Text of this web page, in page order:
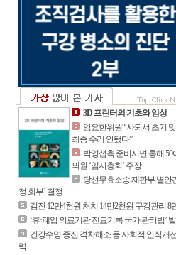
3D 프린터의 기초와 임상
임요한위원“ 사퇴서 초기
최종 수리 안됐다”
박영섭측 준비서면 통해 50
의원 ‘임시총회’ 주장
당선무효소송 재판부 별안
정 회부’ 결정
검진 12만4천원 처치 14만2천원 구강관리 8
‘휴·폐업 의료기관 진료기록 국가 관리법’
건강수명 증진 격차해소 등 사회적 인식개
력